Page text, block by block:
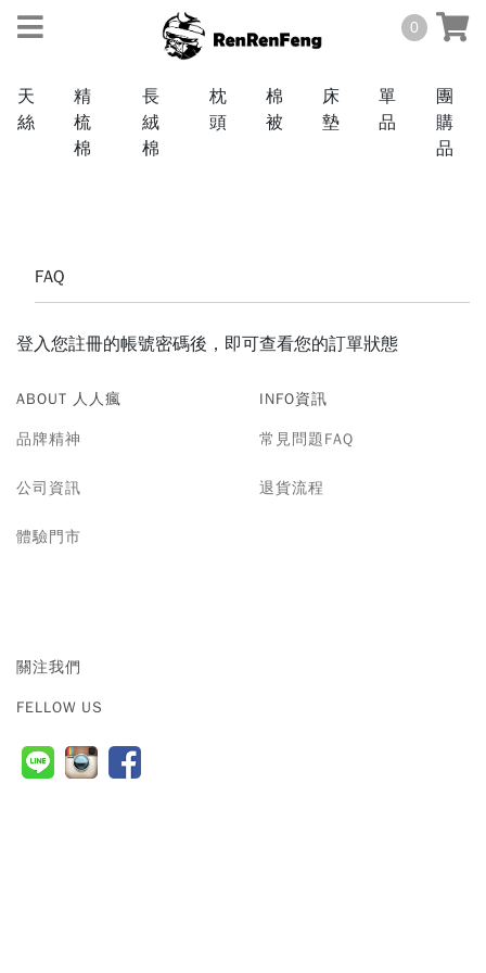
0
天
絲
精
梳
棉
長
絨
棉
枕
頭
棉
被
床
墊
單
品
團
購
品
40
60
支
罩
棉
COTTON
3M
抗
長
絨
枕
頭
FAQ
登入您註冊的帳號密碼後，即可查看您的訂單狀態
ABOUT 人人瘋
品牌精神
公司資訊
體驗門市
INFO資訊
常見問題FAQ
退貨流程
關注我們
FELLOW US